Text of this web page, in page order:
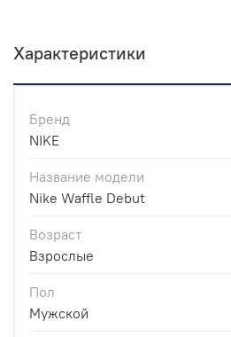
Характеристики
Бренд
NIKE
Название модели
Nike Waffle Debut
Возраст
Взрослые
Пол
Мужской